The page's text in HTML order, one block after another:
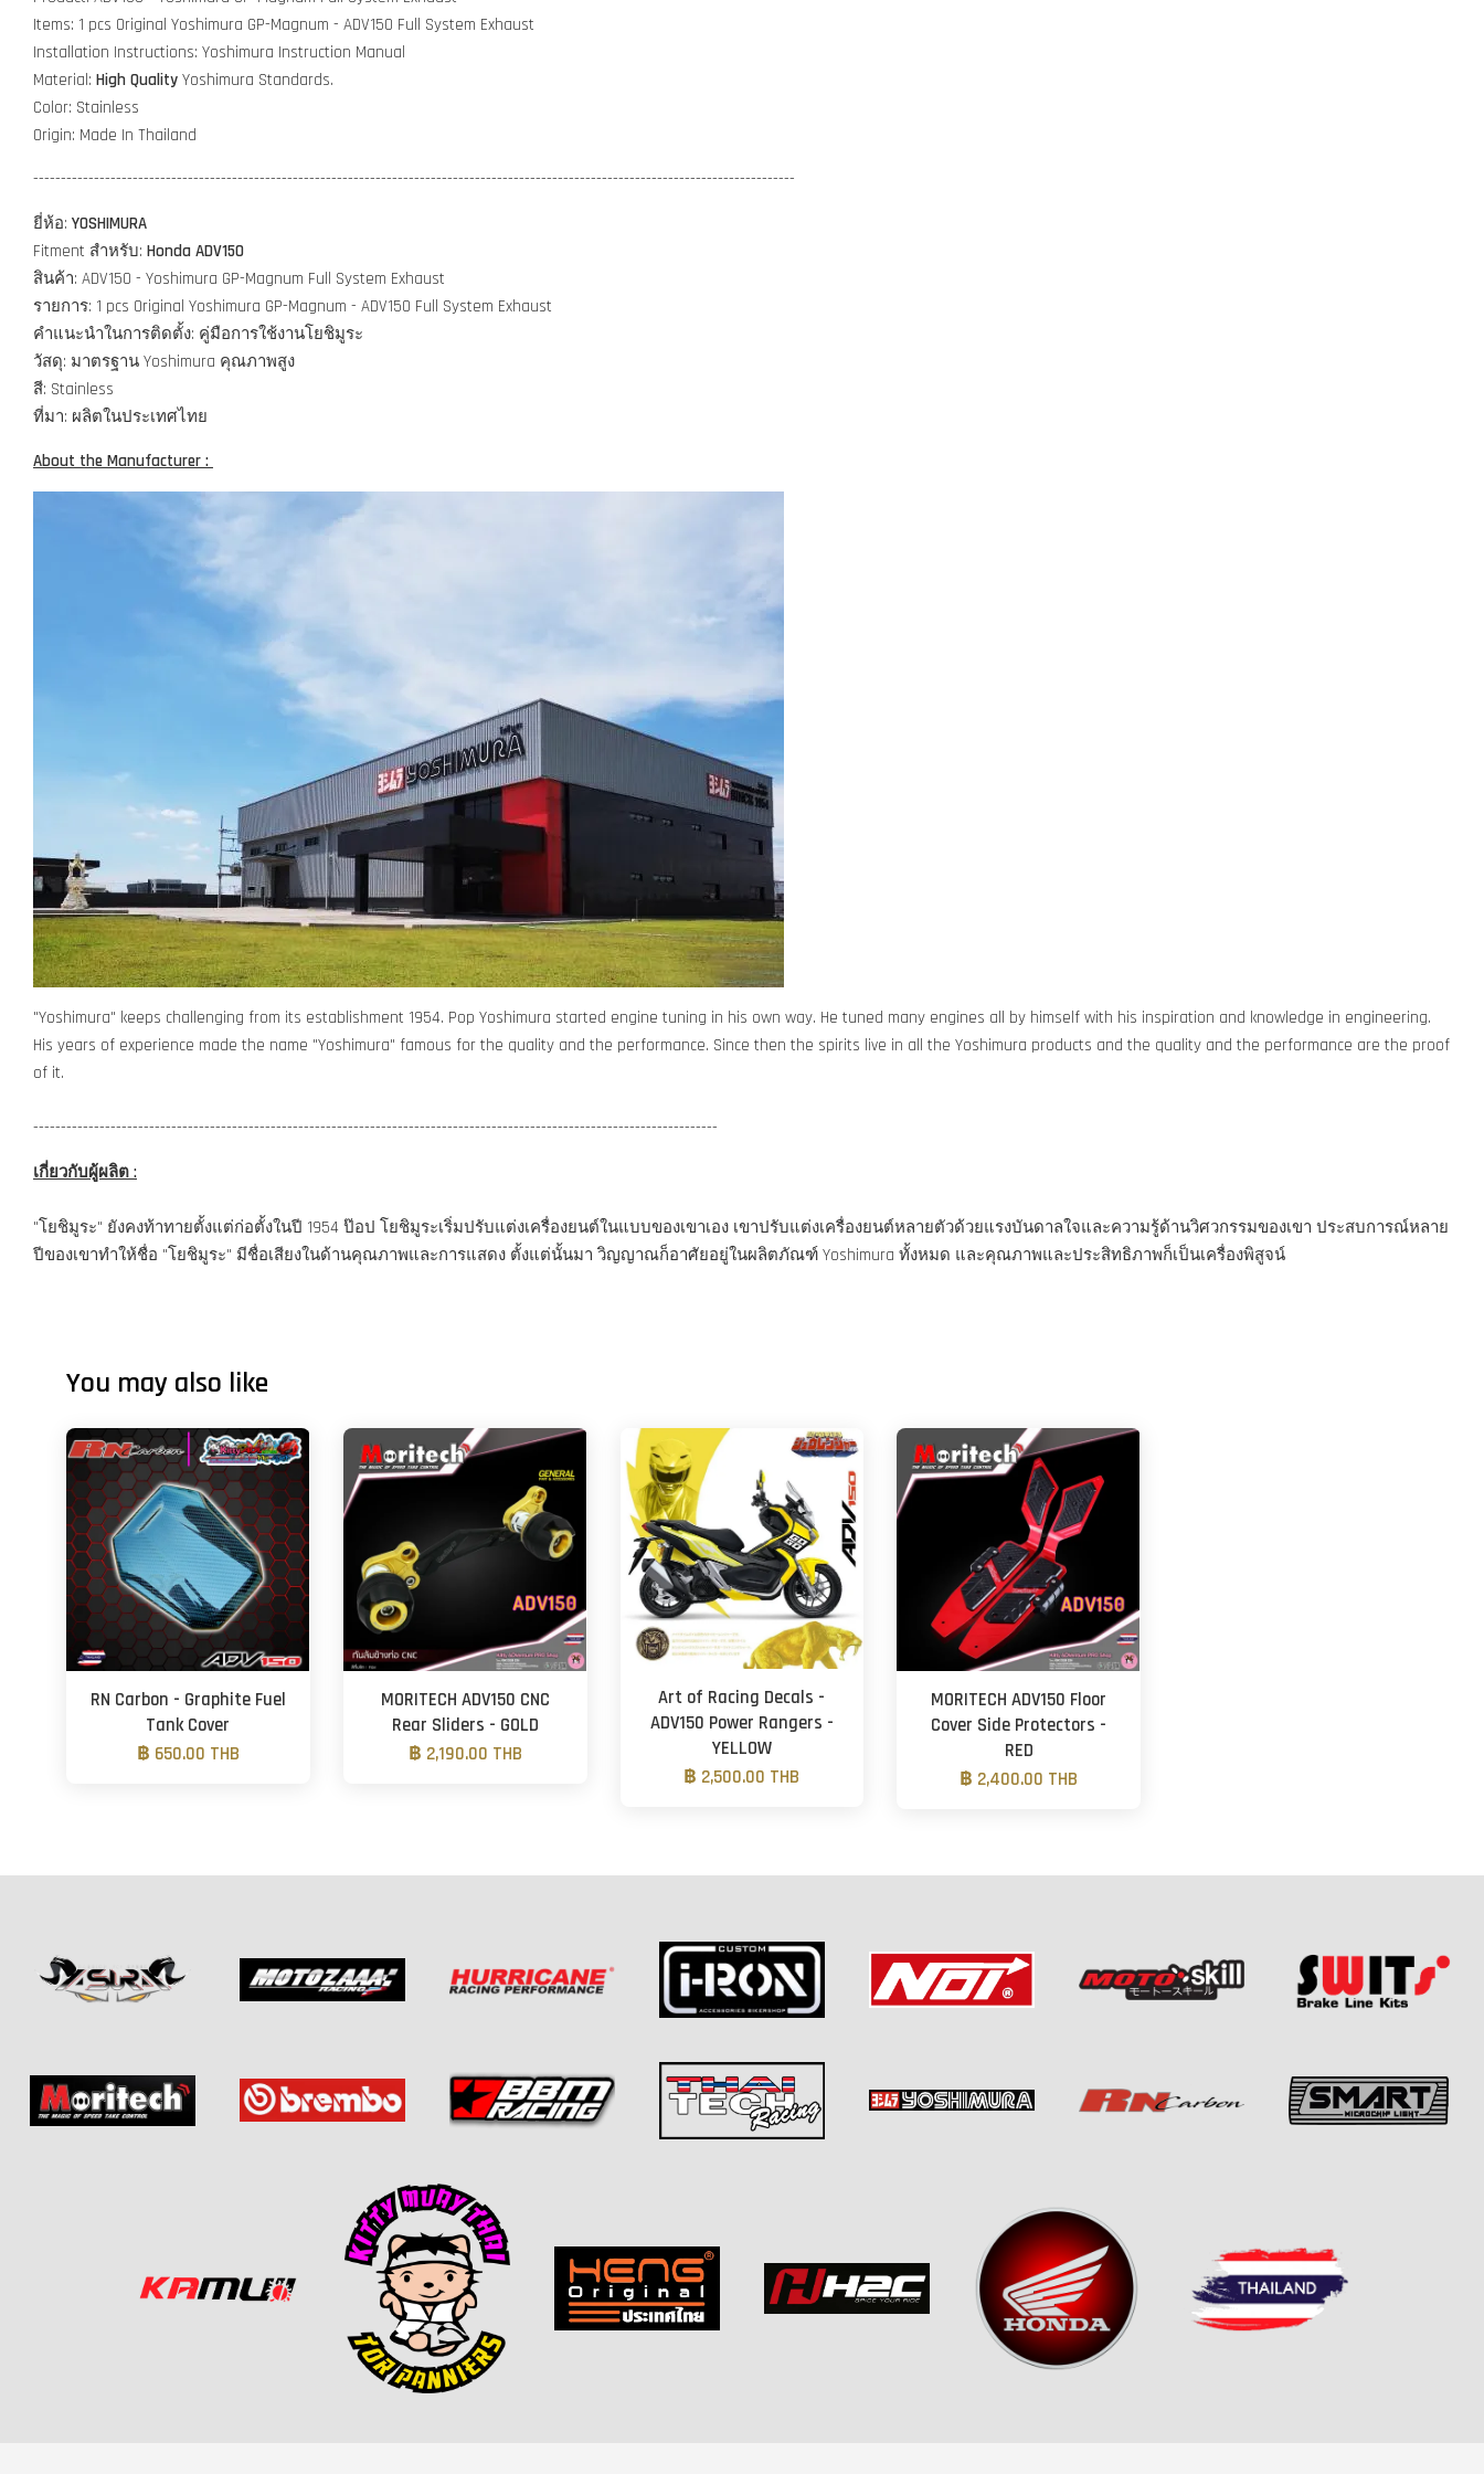
Items: 1 pcs Original Yoshimura GP-Magnum - ADV150 Full System Exhaust
Installation Instructions: Yoshimura Instruction Manual
Material: High Quality Yoshimura Standards.
Color: Stainless
Origin: Made In Thailand
------------------------------------------------------------------------------------------------------------------------------------------
ยี่ห้อ: YOSHIMURA
Fitment สำหรับ: Honda ADV150
สินค้า: ADV150 - Yoshimura GP-Magnum Full System Exhaust
รายการ: 1 pcs Original Yoshimura GP-Magnum - ADV150 Full System Exhaust
คำแนะนำในการติดตั้ง: คู่มือการใช้งานโยชิมูระ
วัสดุ: มาตรฐาน Yoshimura คุณภาพสูง
สี: Stainless
ที่มา: ผลิตในประเทศไทย
About the Manufacturer :
"Yoshimura" keeps challenging from its establishment 1954. Pop Yoshimura started engine tuning in his own way. He tuned many engines all by himself with his inspiration and knowledge in engineering.
His years of experience made the name "Yoshimura" famous for the quality and the performance. Since then the spirits live in all the Yoshimura products and the quality and the performance are the proof
of it.
----------------------------------------------------------------------------------------------------------------------------
เกี่ยวกับผู้ผลิต :
"โยชิมูระ" ยังคงท้าทายตั้งแต่ก่อตั้งในปี 1954 ป๊อป โยชิมูระเริ่มปรับแต่งเครื่องยนต์ในแบบของเขาเอง เขาปรับแต่งเครื่องยนต์หลายตัวด้วยแรงบันดาลใจและความรู้ด้านวิศวกรรมของเขา ประสบการณ์หลาย
ปีของเขาทำให้ชื่อ "โยชิมูระ" มีชื่อเสียงในด้านคุณภาพและการแสดง ตั้งแต่นั้นมา วิญญาณก็อาศัยอยู่ในผลิตภัณฑ์ Yoshimura ทั้งหมด และคุณภาพและประสิทธิภาพก็เป็นเครื่องพิสูจน์
You may also like
RN Carbon - Graphite Fuel
Tank Cover
฿ 650.00 THB
MORITECH ADV150 CNC
Rear Sliders - GOLD
฿ 2,190.00 THB
Art of Racing Decals -
ADV150 Power Rangers -
YELLOW
฿ 2,500.00 THB
MORITECH ADV150 Floor
Cover Side Protectors -
RED
฿ 2,400.00 THB